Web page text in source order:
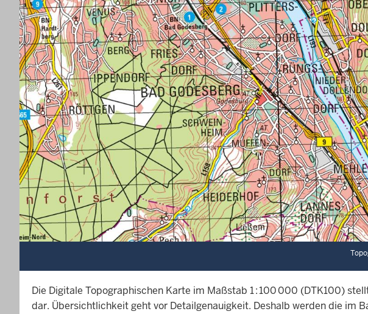
Die Digitale Topographischen Karte im Maßstab 1 : 100 000 (DTK100)
dar. Übersichtlichkeit geht vor Detailgenauigkeit. Deshalb werden die im